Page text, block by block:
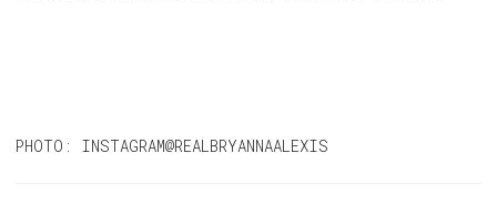
PHOTO: INSTAGRAM@REALBRYANNAALEXIS